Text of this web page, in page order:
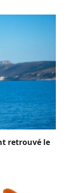
retrouvé le